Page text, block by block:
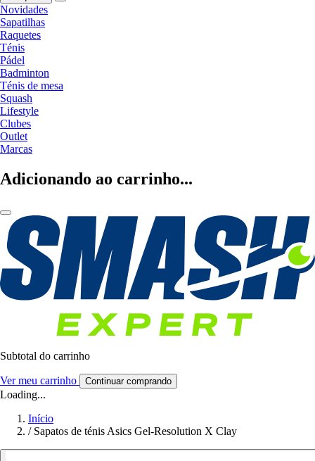
Novidades
Sapatilhas
Raquetes
Ténis
Pádel
Badminton
Ténis de mesa
Squash
Lifestyle
Clubes
Outlet
Marcas
Adicionando ao carrinho...
Subtotal do carrinho
Ver meu carrinho Continuar comprando
Loading...
Início
/ Sapatos de ténis Asics Gel-Resolution X Clay